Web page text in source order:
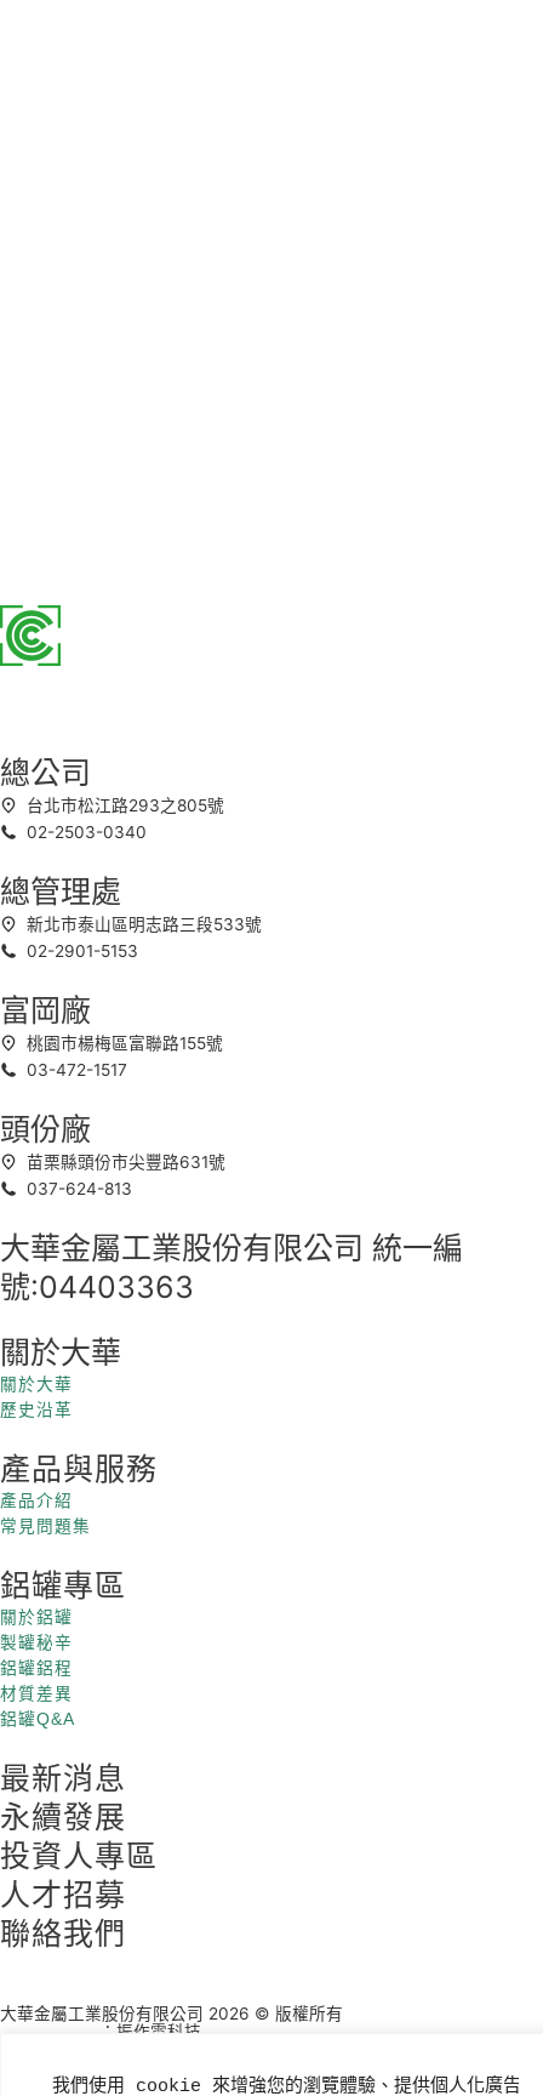
我們使用 cookie 來增強您的瀏覽體驗、提供個人化廣告
總公司
台北市松江路293之805號
02-2503-0340
總管理處
新北市泰山區明志路三段533號
02-2901-5153
富岡廠
桃園市楊梅區富聯路155號
03-472-1517
頭份廠
苗栗縣頭份市尖豐路631號
037-624-813
大華金屬工業股份有限公司 統一編
號:04403363
關於大華
關於大華
歷史沿革
產品與服務
產品介紹
常見問題集
鋁罐專區
關於鋁罐
製罐秘辛
鋁罐鋁程
材質差異
鋁罐Q&A
最新消息
永續發展
投資人專區
人才招募
聯絡我們
大華金屬工業股份有限公司 2026 © 版權所有
：振作雲科技
隱私權政策